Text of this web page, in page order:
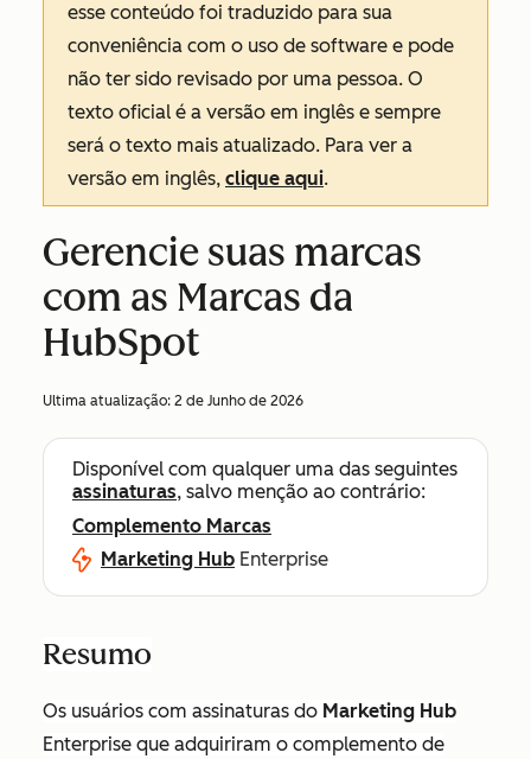
esse conteúdo foi traduzido para sua
conveniência com o uso de software e pode
não ter sido revisado por uma pessoa. O
texto oficial é a versão em inglês e sempre
será o texto mais atualizado. Para ver a
versão em inglês, clique aqui.
Gerencie suas marcas
com as Marcas da
HubSpot
Ultima atualização: 2 de Junho de 2026
Disponível com qualquer uma das seguintes
assinaturas, salvo menção ao contrário:
Complemento Marcas
Marketing Hub Enterprise
Resumo
Os usuários com assinaturas do Marketing Hub
Enterprise que adquiriram o complemento de